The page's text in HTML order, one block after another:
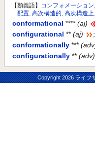
【類義語】 コンフォメーション,
配置, 高次構造的, 高次構造上,
conformational **** (aj)
configurational ** (aj)
conformationally ***
configurationally ** (adv)
Copyright2026 ライフ